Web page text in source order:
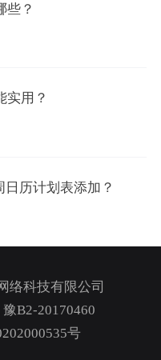
些？
实用？
历计划表添加？
络科技有限公司
豫B2-20170460
号